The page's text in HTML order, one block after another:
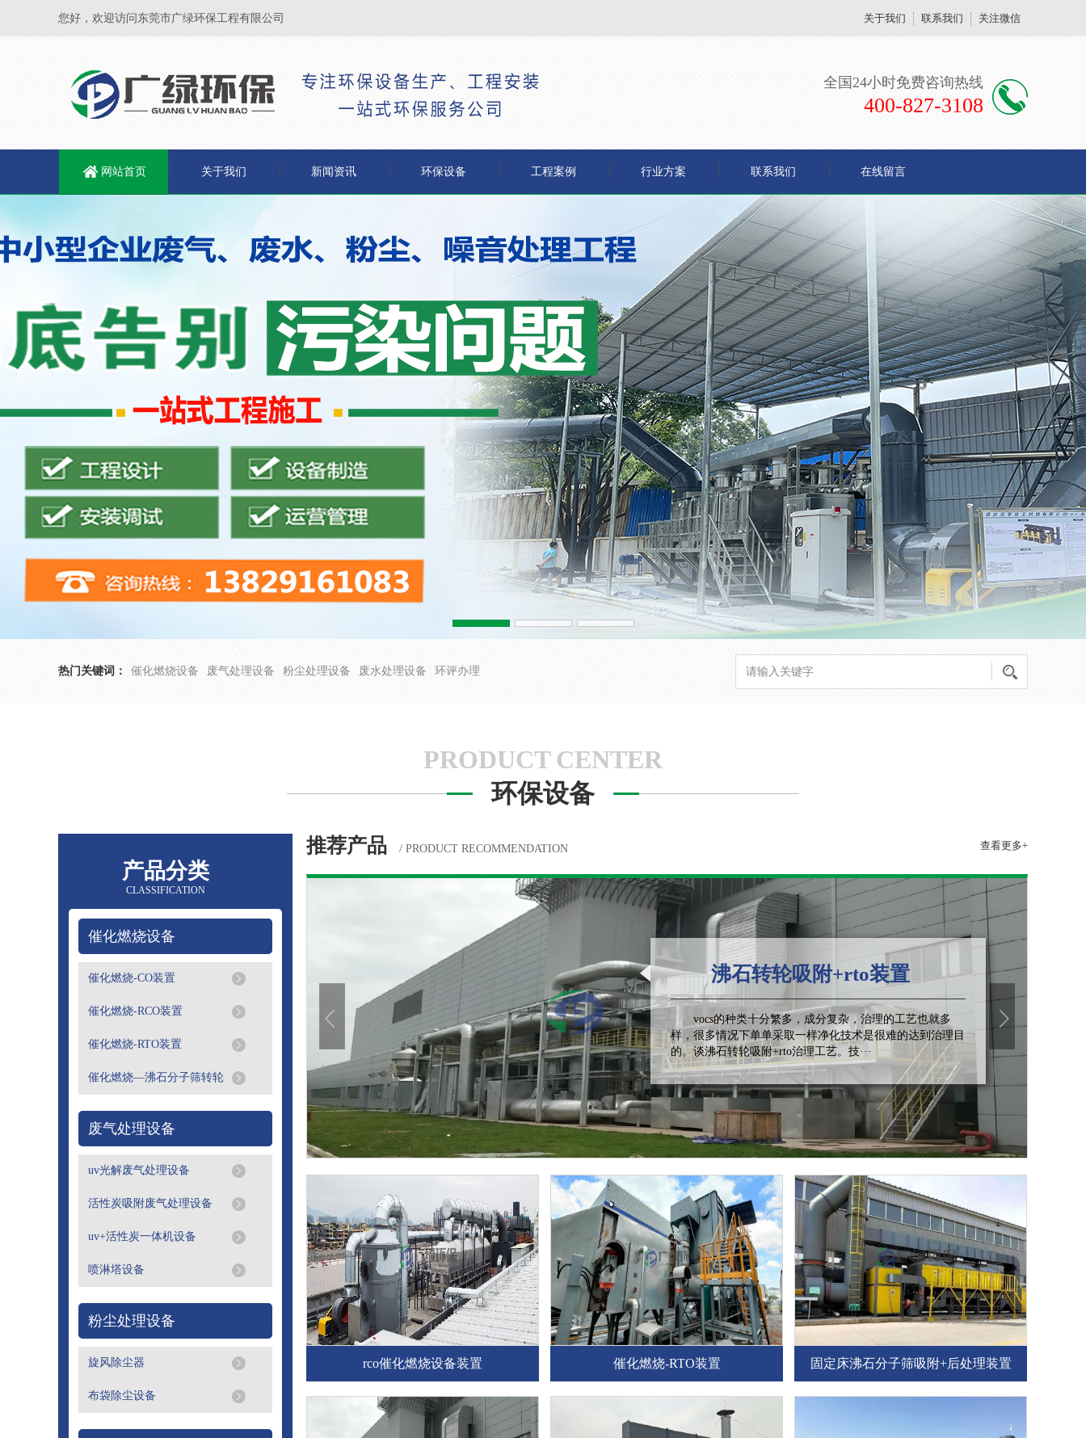
您好，欢迎访问东莞市广绿环保工程有限公司 关于我们 联系我们 关注微信
全国24小时免费咨询热线
400-827-3108
网站首页 关于我们 新闻资讯 环保设备 工程案例 行业方案 联系我们 在线留言
热门关键词： 催化燃烧设备 废气处理设备 粉尘处理设备 废水处理设备 环评办理
PRODUCT CENTER
环保设备
产品分类
CLASSIFICATION
催化燃烧设备
催化燃烧-CO装置
催化燃烧-RCO装置
催化燃烧-RTO装置
催化燃烧—沸石分子筛转轮
废气处理设备
uv光解废气处理设备
活性炭吸附废气处理设备
uv+活性炭一体机设备
喷淋塔设备
粉尘处理设备
旋风除尘器
布袋除尘设备
推荐产品 / PRODUCT RECOMMENDATION 查看更多+
沸石分子筛吸附+后处
理沸石分子筛是结晶铝硅酸金属盐的水合
的分子排斥在其空穴外，因而起到筛···
沸石转轮吸附+rto装置
vocs的种类十分繁多，成分复杂，治理的工艺也就多
样，很多情况下单单采取一样净化技术是很难的达到治理目
的。谈沸石转轮吸附+rto治理工艺。技···
rco催化燃烧设备装置 催化燃烧-RTO装置 固定床沸石分子筛吸附+后处理装置